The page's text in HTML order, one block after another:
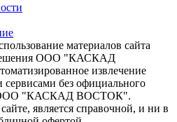
материалов сайта
ООО "КАСКАД
извлечение
без официального
ООО "КАСКАД ВОСТОК".
является справочной, и ни в